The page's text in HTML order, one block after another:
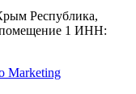
Республика,
1 ИНН:
Marketing